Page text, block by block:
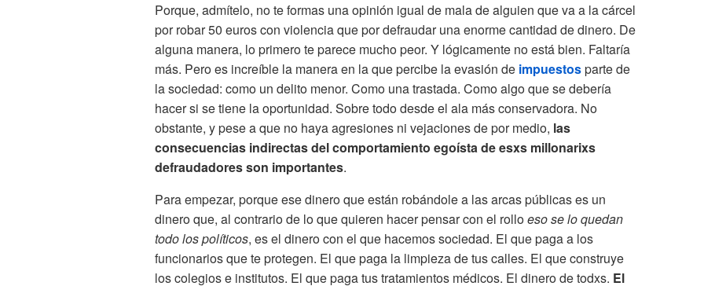
Porque, admítelo, no te formas una opinión igual de mala de alguien que va a la cárcel
por robar 50 euros con violencia que por defraudar una enorme cantidad de dinero. De
alguna manera, lo primero te parece mucho peor. Y lógicamente no está bien. Faltaría
más. Pero es increíble la manera en la que percibe la evasión de impuestosparte de
la sociedad: como un delito menor. Como una trastada. Como algo que se debería
hacer si se tiene la oportunidad. Sobre todo desde el ala más conservadora. No
obstante, y pese a que no haya agresiones ni vejaciones de por medio, las
consecuencias indirectas del comportamiento egoísta de esxs millonarixs
defraudadores son importantes.
Para empezar, porque ese dinero que están robándole a las arcas públicas es un
dinero que, al contrario de lo que quieren hacer pensar con el rolloeso se lo quedan
todo los políticos, es el dinero con el que hacemos sociedad. El que paga a los
funcionarios que te protegen. El que paga la limpieza de tus calles. El que construye
los colegios e institutos. El que paga tus tratamientos médicos. El dinero de todxs. El